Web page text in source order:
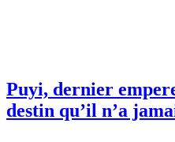
Puyi, dernier
destin qu’il n’a